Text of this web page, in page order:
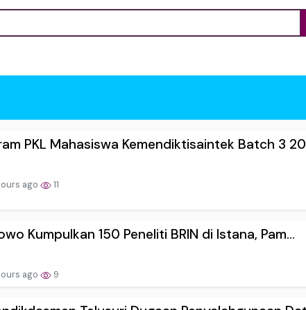
PKL Mahasiswa Kemendiktisaintek Batch 3
ago 11
Kumpulkan 150 Peneliti BRIN di Istana, Pam...
ago 9